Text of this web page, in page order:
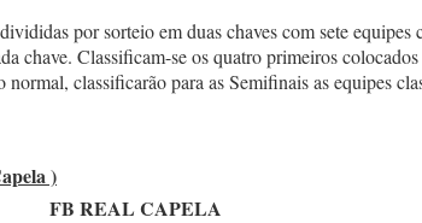
por sorteio em duas chaves com sete
chave. Classificam-se os quatro primeiros
classificarão para as Semifinais as equipes
)
FB REAL CAPELA